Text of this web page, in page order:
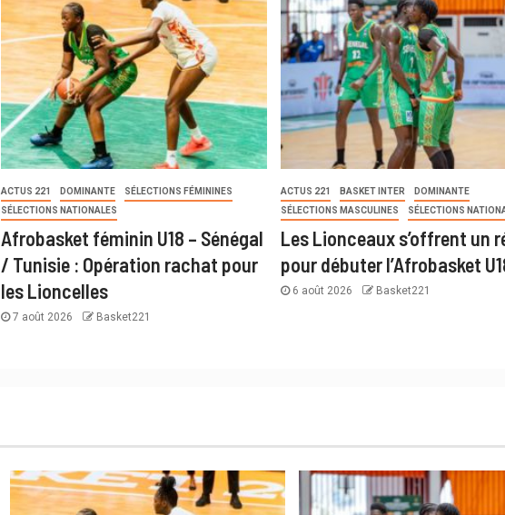
ACTUS 221 DOMINANTE
SÉLECTIONS FÉMININES
SÉLECTIONS NATIONALES
Afrobasket féminin U18 – Sénégal
/ Tunisie : Opération rachat pour
les Lioncelles
7 août 2026 Basket221
ACTUS 221 BASKET INTER
DOMINANTE
SÉLECTIONS MASCULINES
SÉLECTIONS
Les Lionceaux s’offrent un
pour débuter l’Afrobasket
6 août 2026 Basket221